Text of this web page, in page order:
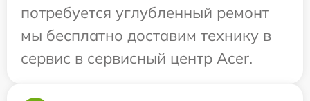
потребуется углубленный ремонт
мы бесплатно доставим технику в
сервис в сервисный центр Acer.